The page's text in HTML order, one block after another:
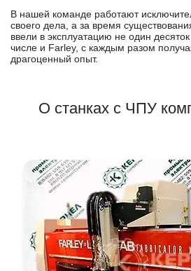
В нашей команде работают
своего дела, а за время
ввели в эксплуатацию не один
числе и Farley, с каждым разом
драгоценный опыт.
О станках с ЧПУ